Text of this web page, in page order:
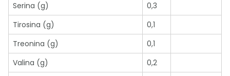
Serina (g)
0,3
Tirosina (g)
0,1
Treonina (g)
0,1
Valina (g)
0,2